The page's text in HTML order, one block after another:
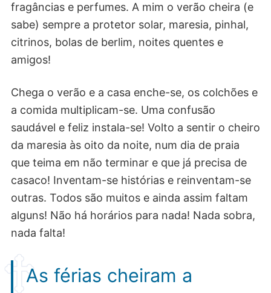
fragâncias e perfumes. A mim o verão cheira (e
sabe) sempre a protetor solar, maresia, pinhal,
citrinos, bolas de berlim, noites quentes e
amigos!
Chega o verão e a casa enche-se, os colchões e
a comida multiplicam-se. Uma confusão
saudável e feliz instala-se! Volto a sentir o cheiro
da maresia às oito da noite, num dia de praia
que teima em não terminar e que já precisa de
casaco! Inventam-se histórias e reinventam-se
outras. Todos são muitos e ainda assim faltam
alguns! Não há horários para nada! Nada sobra,
nada falta!
As férias cheiram a